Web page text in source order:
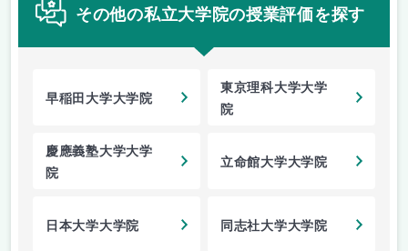
その他の私立大学院の授業評価を探す
早稲田大学大学院
東京理科大学大学
院
慶應義塾大学大学
院
立命館大学大学院
日本大学大学院 同志社大学大学院